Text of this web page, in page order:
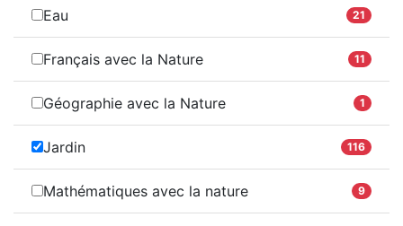
Eau 21
Français avec la Nature 11
Géographie avec la Nature 1
Jardin 116
Mathématiques avec la nature 9